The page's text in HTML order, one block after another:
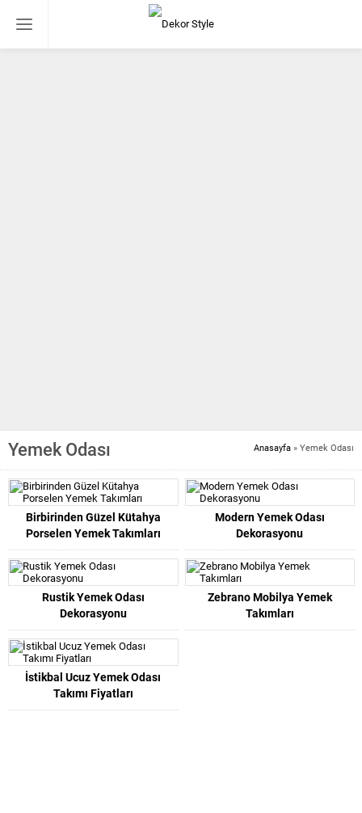
Anasayfa » Yemek Odası
Yemek Odası
Birbirinden Güzel Kütahya
Porselen Yemek Takımları
Modern Yemek Odası
Dekorasyonu
Rustik Yemek Odası
Dekorasyonu
Zebrano Mobilya Yemek
Takımları
İstikbal Ucuz Yemek Odası
Takımı Fiyatları